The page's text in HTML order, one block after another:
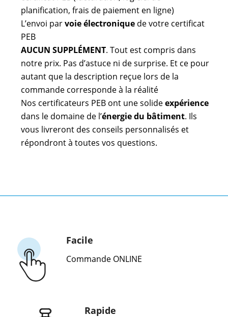
planification, frais de paiement en ligne)
L’envoi parvoie électroniquede votre certificat
PEB
AUCUN SUPPLÉMENT. Tout est compris dans
notre prix. Pas d’astuce ni de surprise. Et ce pour
autant que la description reçue lors de la
commande corresponde à la réalité
Nos certificateurs PEB ont une solideexpérience
dans le domaine de l’énergie du bâtiment. Ils
vous livreront des conseils personnalisés et
répondront à toutes vos questions.
Facile
Commande ONLINE
Rapide